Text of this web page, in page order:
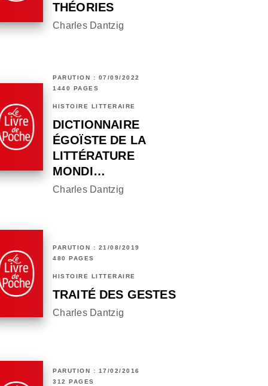
THÉORIES
Charles Dantzig
PARUTION : 07/09/2022
1440 PAGES
HISTOIRE LITTÉRAIRE
DICTIONNAIRE
ÉGOÏSTE DE LA
LITTÉRATURE
MONDI…
Charles Dantzig
PARUTION : 21/08/2019
480 PAGES
HISTOIRE LITTÉRAIRE
TRAITÉ DES GESTES
Charles Dantzig
PARUTION : 17/02/2016
312 PAGES